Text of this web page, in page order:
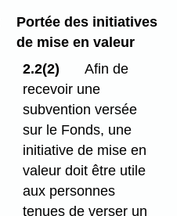
Portée des initiatives
de mise en valeur
2.2(2)
Afin de
recevoir une
subvention versée
sur le Fonds, une
initiative de mise en
valeur doit être utile
aux personnes
tenues de verser un